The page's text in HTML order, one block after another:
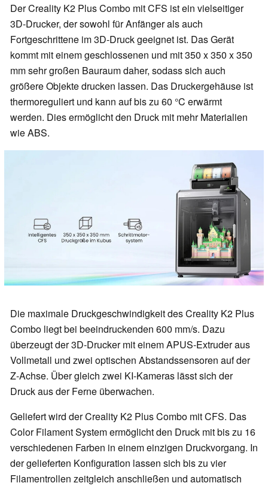
Der Creality K2 Plus Combo mit CFS ist ein vielseitiger
3D-Drucker, der sowohl für Anfänger als auch
Fortgeschrittene im 3D-Druck geeignet ist. Das Gerät
kommt mit einem geschlossenen und mit 350 x 350 x 350
mm sehr großen Bauraum daher, sodass sich auch
größere Objekte drucken lassen. Das Druckergehäuse ist
thermoreguliert und kann auf bis zu 60 °C erwärmt
werden. Dies ermöglicht den Druck mit mehr Materialien
wie ABS.
Die maximale Druckgeschwindigkeit des Creality K2 Plus
Combo liegt bei beeindruckenden 600 mm/s. Dazu
überzeugt der 3D-Drucker mit einem APUS-Extruder aus
Vollmetall und zwei optischen Abstandssensoren auf der
Z-Achse. Über gleich zwei KI-Kameras lässt sich der
Druck aus der Ferne überwachen.
Geliefert wird der Creality K2 Plus Combo mit CFS. Das
Color Filament System ermöglicht den Druck mit bis zu 16
verschiedenen Farben in einem einzigen Druckvorgang. In
der gelieferten Konfiguration lassen sich bis zu vier
Filamentrollen zeitgleich anschließen und automatisch